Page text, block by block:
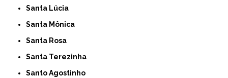
Santa Lúcia
Santa Mônica
Santa Rosa
Santa Terezinha
Santo Agostinho